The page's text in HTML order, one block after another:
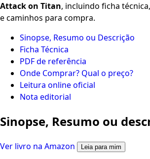
Attack on Titan, incluindo ficha
e caminhos para compra.
Sinopse, Resumo ou Descrição
Ficha Técnica
PDF de referência
Onde Comprar? Qual o preço?
Leitura online oficial
Nota editorial
Sinopse, Resumo ou
Ver livro na Amazon Leia para mim